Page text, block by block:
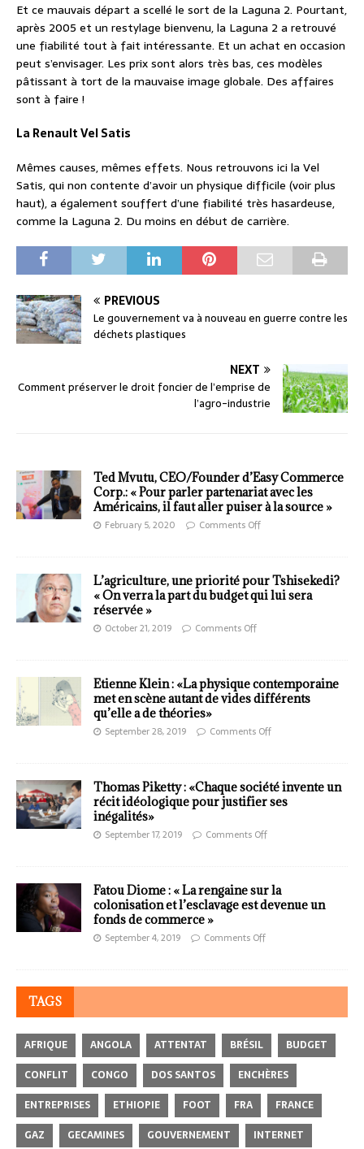
Et ce mauvais départ a scellé le sort de la Laguna 2. Pourtant,
après 2005 et un restylage bienvenu, la Laguna 2 a retrouvé
une fiabilité tout à fait intéressante. Et un achat en occasion
peut s’envisager. Les prix sont alors très bas, ces modèles
pâtissant à tort de la mauvaise image globale. Des affaires
sont à faire !
La Renault Vel Satis
Mêmes causes, mêmes effets. Nous retrouvons ici la Vel
Satis, qui non contente d’avoir un physique difficile (voir plus
haut), a également souffert d’une fiabilité très hasardeuse,
comme la Laguna 2. Du moins en début de carrière.
PREVIOUS
Le gouvernement va à nouveau en guerre contre les
déchets plastiques
NEXT
Comment préserver le droit foncier de l’emprise de
l’agro-industrie
Ted Mvutu, CEO/Founder d’Easy Commerce
Corp.: « Pour parler partenariat avec les
Américains, il faut aller puiser à la source »
February 5, 2020 Comments Off
L’agriculture, une priorité pour Tshisekedi?
« On verra la part du budget qui lui sera
réservée »
October 21, 2019 Comments Off
Etienne Klein : «La physique contemporaine
met en scène autant de vides différents
qu’elle a de théories»
September 28, 2019 Comments Off
Thomas Piketty : «Chaque société invente un
récit idéologique pour justifier ses
inégalités»
September 17, 2019 Comments Off
Fatou Diome : « La rengaine sur la
colonisation et l’esclavage est devenue un
fonds de commerce »
September 4, 2019 Comments Off
TAGS
AFRIQUE ANGOLA ATTENTAT BRÉSIL
BUDGET
CONFLIT
CONGO DOS SANTOS
ENCHÈRES
ENTREPRISES
ETHIOPIE FOOT FRA
FRANCE
GAZ
GECAMINES GOUVERNEMENT INTERNET